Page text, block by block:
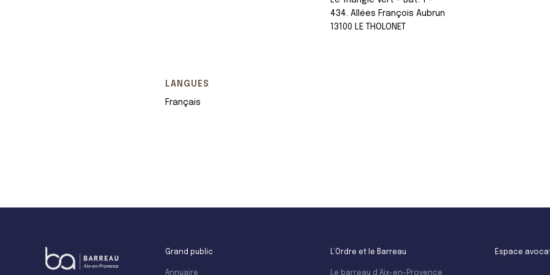
434. Allées François Aubrun
13100 LE THOLONET
LANGUES
Français
Grand public
Annuaire
L’Ordre et le Barreau
Le barreau d’Aix-en-Provence
Espace